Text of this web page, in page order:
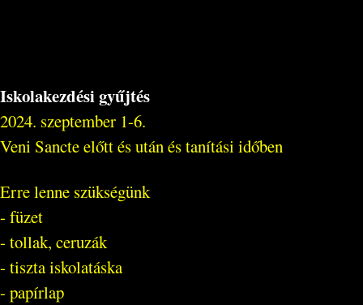
Iskolakezdési gyűjtés
2024. szeptember 1-6.
Veni Sancte előtt és után és tanítási időben
Erre lenne szükségünk
- füzet
- tollak, ceruzák
- tiszta iskolatáska
- papírlap